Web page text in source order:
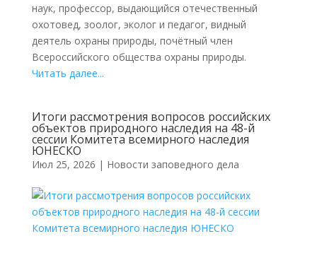
наук, профессор, выдающийся отечественный
охотовед, зоолог, эколог и педагог, видный
деятель охраны природы, почётный член
Всероссийского общества охраны природы.
Читать далее...
Итоги рассмотрения вопросов российских
объектов природного наследия на 48-й
сессии Комитета всемирного наследия
ЮНЕСКО
Июл 25, 2026 | Новости заповедного дела